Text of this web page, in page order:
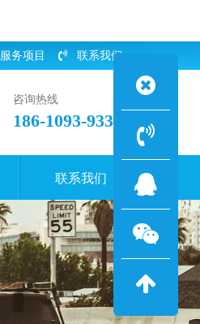
服务项目 联系我们
咨询热线
186-1093-9338
联系我们